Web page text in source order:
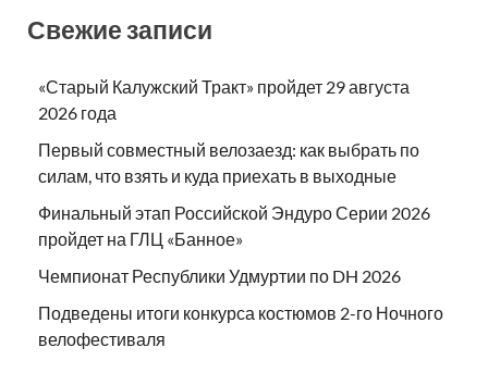
Свежие записи
«Старый Калужский Тракт» пройдет 29 августа
2026 года
Первый совместный велозаезд: как выбрать по
силам, что взять и куда приехать в выходные
Финальный этап Российской Эндуро Серии 2026
пройдет на ГЛЦ «Банное»
Чемпионат Республики Удмуртии по DH 2026
Подведены итоги конкурса костюмов 2-го Ночного
велофестиваля